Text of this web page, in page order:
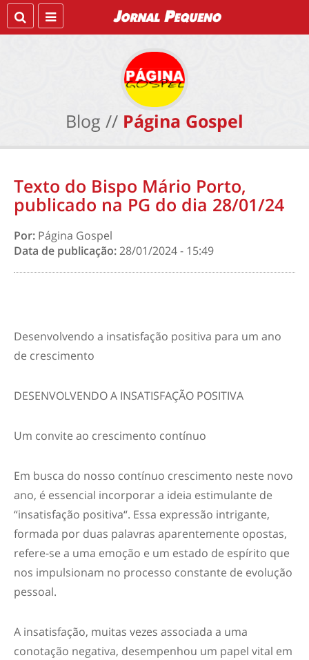
Blog // Página Gospel
Texto do Bispo Mário Porto,
publicado na PG do dia 28/01/24
Por: Página Gospel
Data de publicação:28/01/2024 - 15:49
Desenvolvendo a insatisfação positiva para um ano
de crescimento
DESENVOLVENDO A INSATISFAÇÃO POSITIVA
Um convite ao crescimento contínuo
Em busca do nosso contínuo crescimento neste novo
ano, é essencial incorporar a ideia estimulante de
“insatisfação positiva“. Essa expressão intrigante,
formada por duas palavras aparentemente opostas,
refere-se a uma emoção e um estado de espírito que
nos impulsionam no processo constante de evolução
pessoal.
A insatisfação, muitas vezes associada a uma
conotação negativa, desempenhou um papel vital em